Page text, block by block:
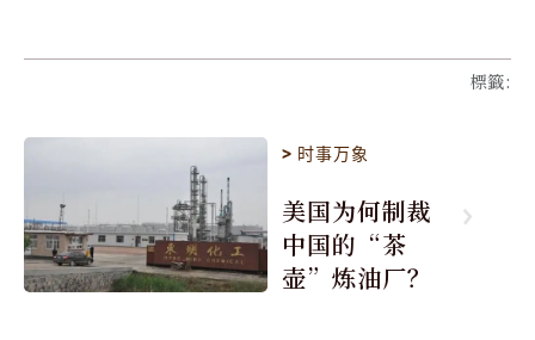
標籤:
> 时事万象
美国为何制裁
中国的“茶
壶”炼油厂？